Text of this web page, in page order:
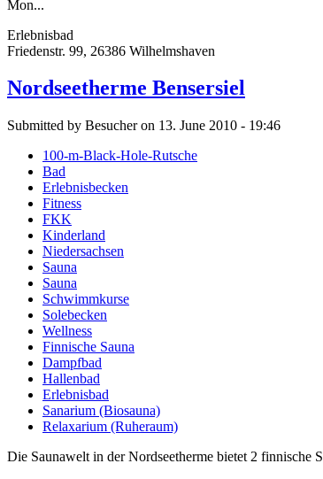
Mon...
Erlebnisbad
Friedenstr. 99, 26386 Wilhelmshaven
Nordseetherme Bensersiel
Submitted by Besucher on 13. June 2010 - 19:46
100-m-Black-Hole-Rutsche
Bad
Erlebnisbecken
Fitness
FKK
Kinderland
Niedersachsen
Sauna
Sauna
Schwimmkurse
Solebecken
Wellness
Finnische Sauna
Dampfbad
Hallenbad
Erlebnisbad
Sanarium (Biosauna)
Relaxarium (Ruheraum)
Die Saunawelt in der Nordseetherme bietet 2 finnische